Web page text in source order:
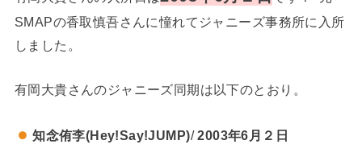
SMAPの香取慎吾さんに憧れてジャニーズ事務所に入所
しました。
有岡大貴さんのジャニーズ同期は以下のとおり。
知念侑李(Hey!Say!JUMP)/2003年6月２日